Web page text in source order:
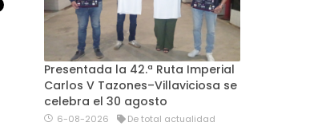
Presentada la 42.ª Ruta Imperial
Carlos V Tazones–Villaviciosa se
celebra el 30 agosto
6-08-2026 De total actualidad